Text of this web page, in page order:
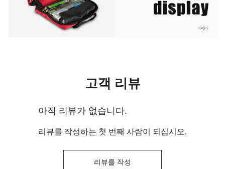
고객 리뷰
아직 리뷰가 없습니다.
리뷰를 작성하는 첫 번째 사람이 되십시오.
리뷰를 작성